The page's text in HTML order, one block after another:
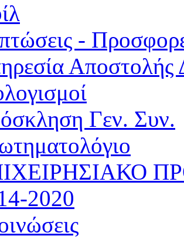
-
Αποστολής
Γεν. Συν.
2020